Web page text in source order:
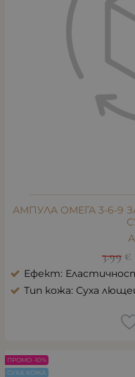
АМПУЛA ОМЕГА 3-6-9
3.99 €
Ефект:
Тип кожа: Суха
ПРОМО -10%
СУХА КОЖА